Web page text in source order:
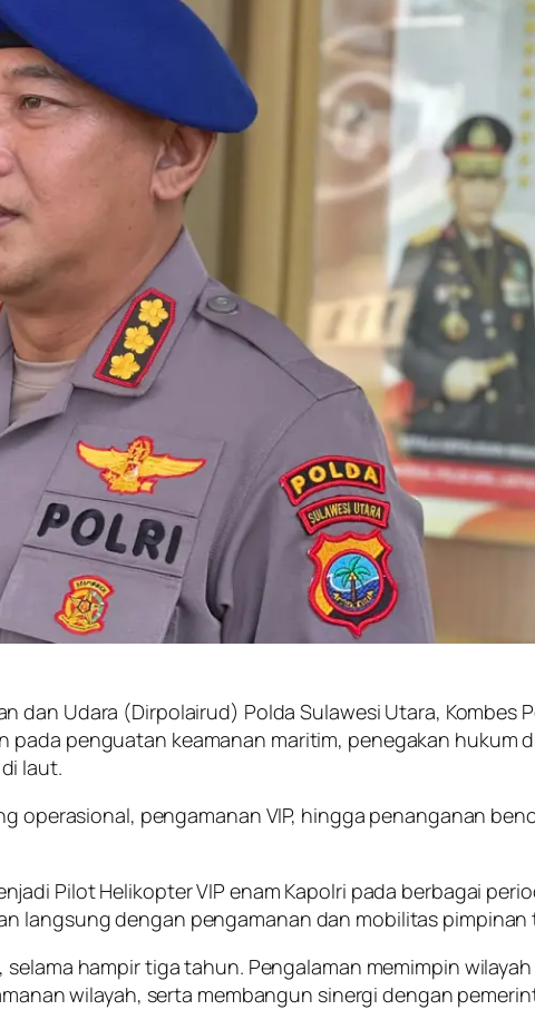
dan Udara (Dirpolairud) Polda Sulawesi Utara, Kombes
pada penguatan keamanan maritim, penegakan hukum
laut.
operasional, pengamanan VIP, hingga penanganan
Pilot Helikopter VIP enam Kapolri pada berbagai
langsung dengan pengamanan dan mobilitas pimpinan
, selama hampir tiga tahun. Pengalaman memimpin
wilayah, serta membangun sinergi dengan